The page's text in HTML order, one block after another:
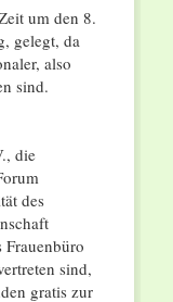
um den 8.
gelegt, da
also
sind.
die
des
Frauenbüro
sind,
gratis zur